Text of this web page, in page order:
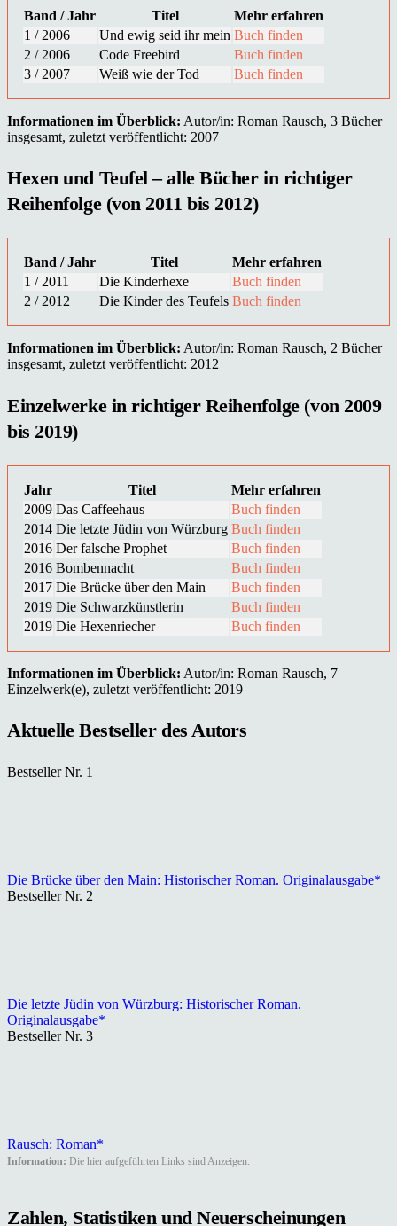
Band / Jahr Titel
Mehr erfahren
1 / 2006
Und ewig seid ihr mein Buch finden
2 / 2006
Code Freebird
Buch finden
3 / 2007
Weiß wie der Tod Buch finden
Informationen im Überblick: Autor/in: Roman Rausch, 3 Bücher
insgesamt, zuletzt veröffentlicht: 2007
Hexen und Teufel – alle Bücher in richtiger
Reihenfolge (von 2011 bis 2012)
Band / Jahr Titel
Mehr erfahren
1 / 2011
Die Kinderhexe
Buch finden
2 / 2012
Die Kinder des Teufels Buch finden
Informationen im Überblick: Autor/in: Roman Rausch, 2 Bücher
insgesamt, zuletzt veröffentlicht: 2012
Einzelwerke in richtiger Reihenfolge (von 2009
bis 2019)
Jahr Titel
Mehr erfahren
2009 Das Caffeehaus
Buch finden
2014 Die letzte Jüdin von Würzburg Buch finden
2016 Der falsche Prophet
Buch finden
2016 Bombennacht
Buch finden
2017 Die Brücke über den Main
Buch finden
2019 Die Schwarzkünstlerin
Buch finden
2019 Die Hexenriecher Buch finden
Informationen im Überblick: Autor/in: Roman Rausch, 7
Einzelwerk(e), zuletzt veröffentlicht: 2019
Aktuelle Bestseller des Autors
Bestseller Nr. 1
Die Brücke über den Main: Historischer Roman. Originalausgabe*
Bestseller Nr. 2
Die letzte Jüdin von Würzburg: Historischer Roman.
Originalausgabe*
Bestseller Nr. 3
Rausch: Roman*
Information: Die hier aufgeführten Links sind Anzeigen.
Zahlen, Statistiken und Neuerscheinungen